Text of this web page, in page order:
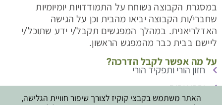
במסגרת הקבוצה נשוחח על התמודדויות יומיומיות
שחברי/ות הקבוצה יביאו מהבית וכן על הגישה
האדלריאנית. במהלך המפגשים תקבל/י ידע שתוכל/י
ליישם בבית כבר מהמפגש הראשון.
על מה אפשר לקבל הדרכה?
חזון הורי ותפקיד הורי
יחסי אחים
האתר משתמש בקבצי קוקיז לצורך שיפור חוויית הגלישה,